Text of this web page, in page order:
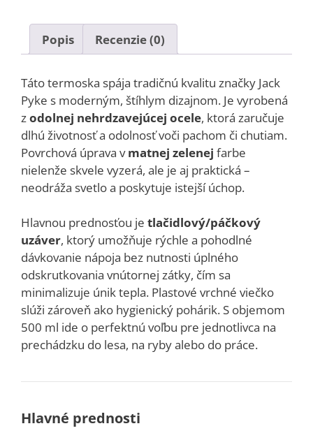
Popis Recenzie (0)
Táto termoska spája tradičnú kvalitu značky Jack
Pyke s moderným, štíhlym dizajnom. Je vyrobená
zodolnej nehrdzavejúcej ocele, ktorá zaručuje
dlhú životnosť a odolnosť voči pachom či chutiam.
Povrchová úprava vmatnej zelenej farbe
nielenže skvele vyzerá, ale je aj praktická –
neodráža svetlo a poskytuje istejší úchop.
Hlavnou prednosťou je tlačidlový/páčkový
uzáver, ktorý umožňuje rýchle a pohodlné
dávkovanie nápoja bez nutnosti úplného
odskrutkovania vnútornej zátky, čím sa
minimalizuje únik tepla. Plastové vrchné viečko
slúži zároveň ako hygienický pohárik. S objemom
500 ml ide o perfektnú voľbu pre jednotlivca na
prechádzku do lesa, na ryby alebo do práce.
Hlavné prednosti